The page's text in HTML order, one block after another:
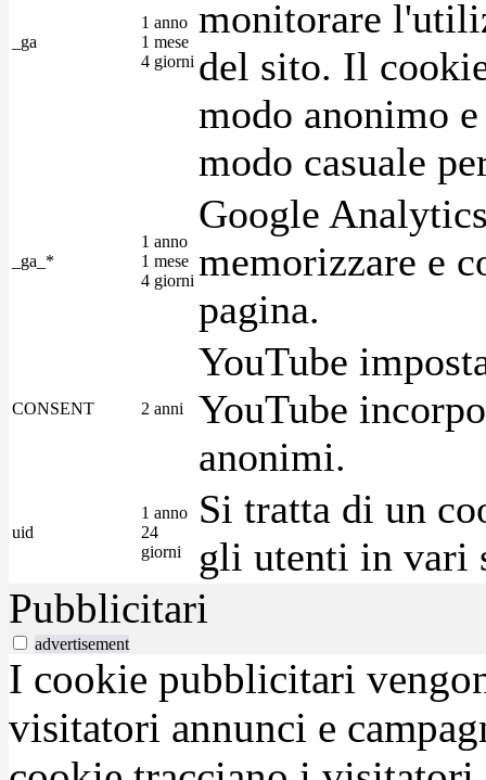
_ga
1 anno
1 mese
4 giorni
monitorare
del sito. Il
modo anonimo
modo casuale
_ga_*
1 anno
1 mese
4 giorni
Google
memorizzare e
pagina.
CONSENT 2 anni
YouTube
YouTube
anonimi.
uid
1 anno
24
giorni
Si tratta di un
gli utenti in vari
Pubblicitari
advertisement
I cookie pubblicitari
visitatori annunci e